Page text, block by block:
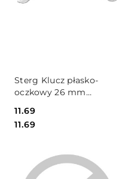
Sterg Klucz płasko-
oczkowy 26 mm
Cena:
11.69
Cena:
11.69
DO KOSZYKA